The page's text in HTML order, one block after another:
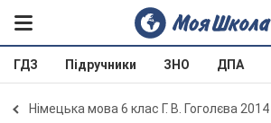
ГДЗ Підручники ЗНО ДПА
Німецька мова 6 клас Г. В. Гоголєва 2014